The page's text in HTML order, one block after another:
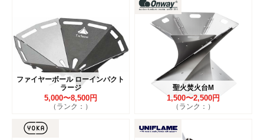
ファイヤーボール ローインパクト
ラージ
5,000〜8,500円
（ランク：）
聖火焚火台M
1,500〜2,500円
（ランク：）